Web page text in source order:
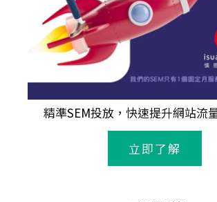
精準SEM投放，快速提升網站流
立即了解